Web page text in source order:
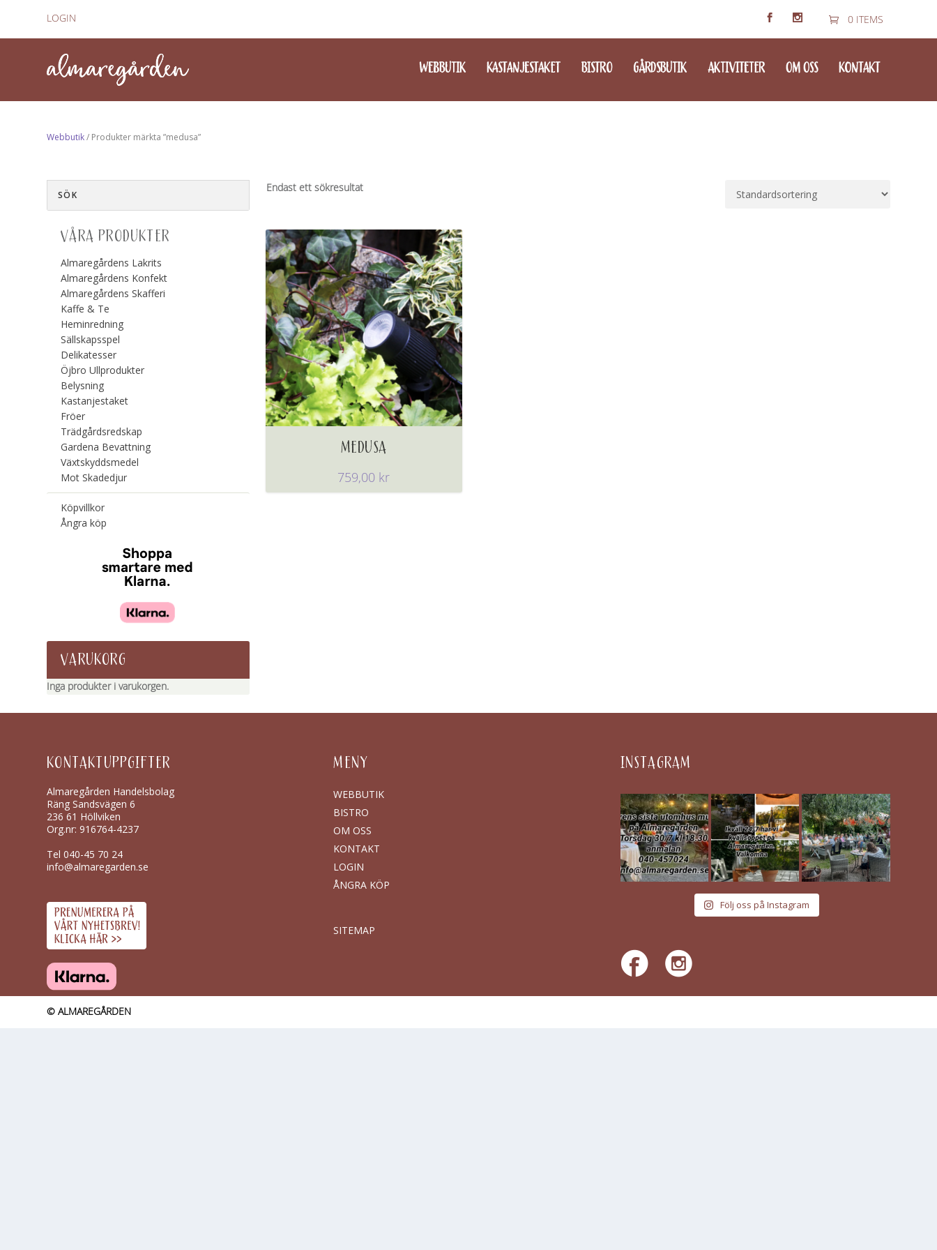
LOGIN 0 ITEMS
WEBBUTIK KASTANJESTAKET BISTRO GÅRDSBUTIK AKTIVITETER OM OSS KONTAKT
Webbutik/ Produkter märkta ”medusa”
Endast ett sökresultat
MEDUSA
759,00 kr
VÅRA PRODUKTER
Almaregårdens Lakrits
Almaregårdens Konfekt
Almaregårdens Skafferi
Kaffe & Te
Heminredning
Sällskapsspel
Delikatesser
Öjbro Ullprodukter
Belysning
Kastanjestaket
Fröer
Trädgårdsredskap
Gardena Bevattning
Växtskyddsmedel
Mot Skadedjur
Köpvillkor
Ångra köp
VARUKORG
Inga produkter i varukorgen.
KONTAKTUPPGIFTER
Almaregården Handelsbolag
Räng Sandsvägen 6
236 61 Höllviken
Org.nr: 916764-4237
Tel040-45 70 24
info@almaregarden.se
MENY
WEBBUTIK
BISTRO
OM OSS
KONTAKT
LOGIN
ÅNGRA KÖP
SITEMAP
INSTAGRAM
Följ oss på Instagram
© ALMAREGÅRDEN